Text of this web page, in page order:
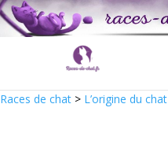
Races de chat > L’origine du chat